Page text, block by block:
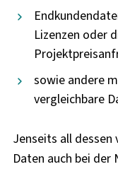
Lizenzen oder
sowie andere
vergleichbare
Jenseits all
Daten auch bei der